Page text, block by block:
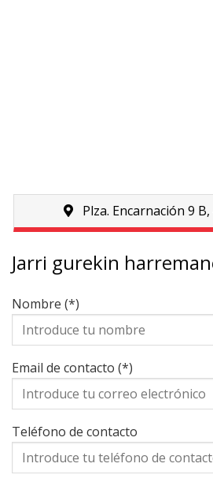
Plza. Encarnación 9
Jarri gurekin
Nombre (*)
Email de contacto (*)
Teléfono de contacto